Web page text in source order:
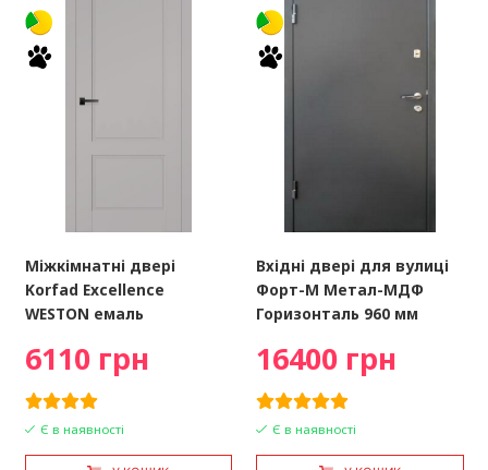
Міжкімнатні двері
Korfad Excellence
WESTON емаль
6110 грн
Є в наявності
Вхідні двері для вулиці
Форт-М Метал-МДФ
Горизонталь 960 мм
16400 грн
Є в наявності